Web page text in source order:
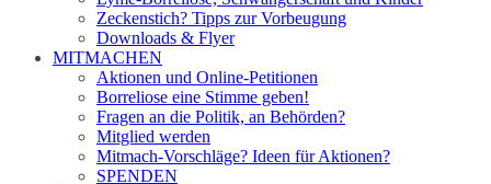
Zeckenstich? Tipps zur Vorbeugung
Downloads & Flyer
MITMACHEN
Aktionen und Online-Petitionen
Borreliose eine Stimme geben!
Fragen an die Politik, an Behörden?
Mitglied werden
Mitmach-Vorschläge? Ideen für Aktionen?
SPENDEN